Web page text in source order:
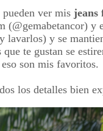
pueden ver mis jeans
(@gemabetancor) y
lavarlos) y se
que te gustan se
son mis favoritos.
los detalles bien